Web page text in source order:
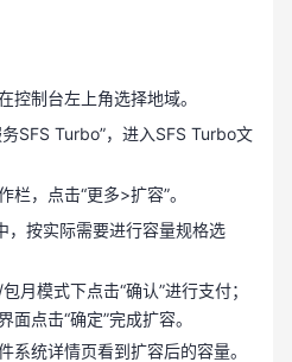
控制台左上角选择地域。
SFS Turbo”，进入SFS Turbo文
，点击“更多>扩容”。
，按实际需要进行容量规格选
月模式下点击“确认”进行支付；
点击“确定”完成扩容。
系统详情页看到扩容后的容量。